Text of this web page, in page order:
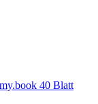
40 Blatt